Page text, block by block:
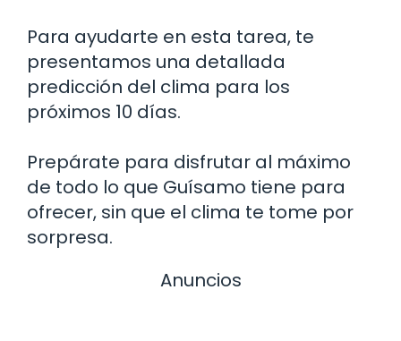
Para ayudarte en esta tarea, te
presentamos una detallada
predicción del clima para los
próximos 10 días.
Prepárate para disfrutar al máximo
de todo lo que Guísamo tiene para
ofrecer, sin que el clima te tome por
sorpresa.
Anuncios